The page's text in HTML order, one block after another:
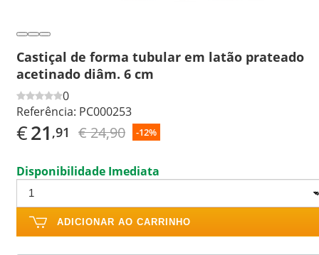
Castiçal de forma tubular em latão prateado
acetinado diâm. 6 cm
0
Referência: PC000253
€21 ,91 € 24,90 -12%
Disponibilidade Imediata
ADICIONAR AO CARRINHO